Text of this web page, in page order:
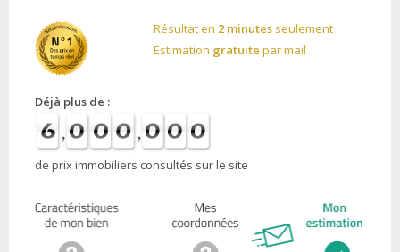
Résultat en 2 minutes seulement
Estimation gratuite par mail
Déjà plus de :
de prix immobiliers consultés sur le site